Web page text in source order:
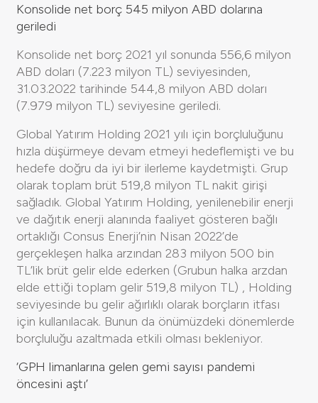
Konsolide net borç 545 milyon ABD dolarına
geriledi
Konsolide net borç 2021 yıl sonunda 556,6 milyon
ABD doları (7.223 milyon TL) seviyesinden,
31.03.2022 tarihinde 544,8 milyon ABD doları
(7.979 milyon TL) seviyesine geriledi.
Global Yatırım Holding 2021 yılı için borçluluğunu
hızla düşürmeye devam etmeyi hedeflemişti ve bu
hedefe doğru da iyi bir ilerleme kaydetmişti. Grup
olarak toplam brüt 519,8 milyon TL nakit girişi
sağladık. Global Yatırım Holding, yenilenebilir enerji
ve dağıtık enerji alanında faaliyet gösteren bağlı
ortaklığı Consus Enerji’nin Nisan 2022’de
gerçekleşen halka arzından 283 milyon 500 bin
TL’lik brüt gelir elde ederken (Grubun halka arzdan
elde ettiği toplam gelir 519,8 milyon TL) , Holding
seviyesinde bu gelir ağırlıklı olarak borçların itfası
için kullanılacak. Bunun da önümüzdeki dönemlerde
borçluluğu azaltmada etkili olması bekleniyor.
‘GPH limanlarına gelen gemi sayısı pandemi
öncesini aştı’